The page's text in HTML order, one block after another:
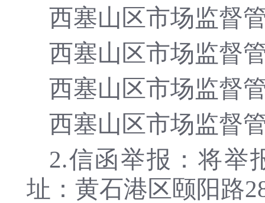
西塞山区市场监督
西塞山区市场监督
西塞山区市场监督
西塞山区市场监督
2.信函举报：将举
址：黄石港区颐阳路